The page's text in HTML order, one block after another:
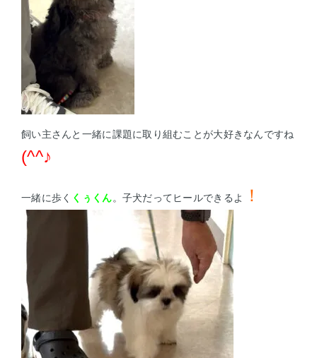
飼い主さんと一緒に課題に取り組むことが大好きなんですね
(^^♪
一緒に歩く くぅくん。子犬だってヒールできるよ ！